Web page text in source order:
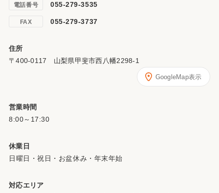
電話番号 055-279-3535
FAX 055-279-3737
住所
〒400-0117 山梨県甲斐市西八幡2298-1
GoogleMap表示
営業時間
8:00～17:30
休業日
日曜日・祝日・お盆休み・年末年始
対応エリア